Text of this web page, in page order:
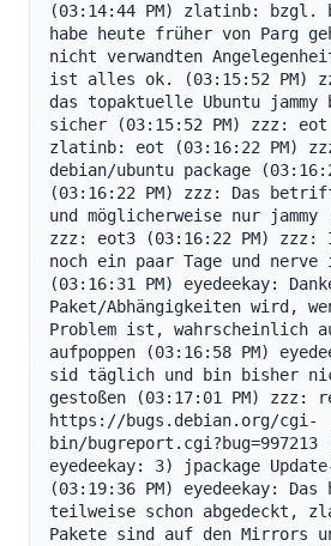
(03:14:44 PM) zlatinb:
habe heute früher von Parg
nicht verwandten
ist alles ok. (03:15:52 PM)
das topaktuelle Ubuntu
sicher (03:15:52 PM) zzz: eot
zlatinb: eot (03:16:22 PM)
debian/ubuntu package
(03:16:22 PM) zzz: Das
und möglicherweise nur jammy
zzz: eot3 (03:16:22 PM) zzz:
noch ein paar Tage und nerve
(03:16:31 PM) eyedeekay:
Paket/Abhängigkeiten wird,
Problem ist, wahrscheinlich
aufpoppen (03:16:58 PM)
sid täglich und bin bisher
gestoßen (03:17:01 PM) zzz:
https://bugs.debian.org/cgi-
bin/bugreport.cgi?bug=997213
eyedeekay: 3) jpackage
(03:19:36 PM) eyedeekay: Das
teilweise schon abgedeckt,
Pakete sind auf den Mirrors